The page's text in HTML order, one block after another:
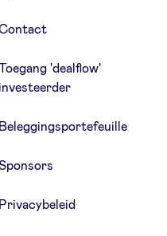
'dealflow'
investeerder
Beleggingsportefeuille
Privacybeleid